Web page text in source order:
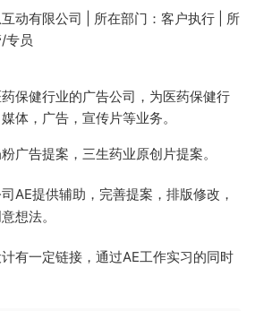
动有限公司 | 所在部门：客户执行 | 所
专员
保健行业的广告公司，为医药保健行
体，广告，宣传片等业务。
广告提案，三生药业原创片提案。
AE提供辅助，完善提案，排版修改，
想法。
有一定链接，通过AE工作实习的同时